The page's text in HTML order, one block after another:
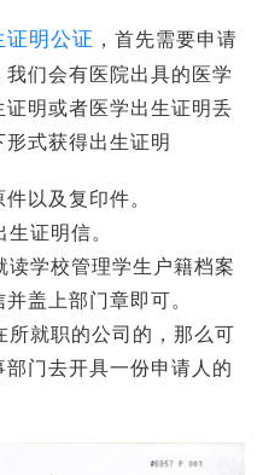
证明公证 ，首先需要申请
们会有医院出具的医学
明或者医学出生证明丢
式获得出生证明
以及复印件。
证明信。
学校管理学生户籍档案
盖上部门章即可。
所就职的公司的，那么可
门去开具一份申请人的